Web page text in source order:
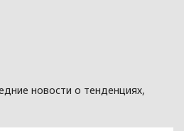
новости о тенденциях,